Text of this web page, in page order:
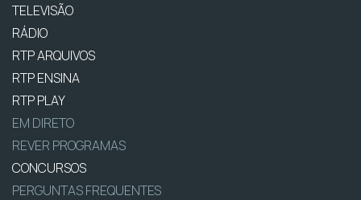
TELEVISÃO
RÁDIO
RTP ARQUIVOS
RTP ENSINA
RTP PLAY
EM DIRETO
REVER PROGRAMAS
CONCURSOS
PERGUNTAS FREQUENTES